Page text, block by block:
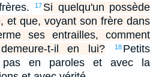
17 Si quelqu'un possède
et que, voyant son frère dans
ses entrailles, comment
t-il en lui?
18 Petits
pas en paroles et avec la